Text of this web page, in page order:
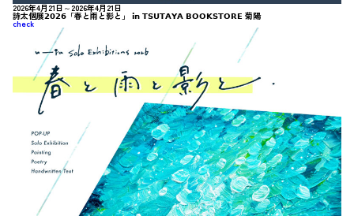
2026年4月21日～2026年4月21日
詩太個展𝟮𝟬𝟮𝟲「春と雨と影と」 𝗶𝗻 𝗧𝗦𝗨𝗧𝗔𝗬𝗔 𝗕𝗢𝗢𝗞𝗦𝗧𝗢𝗥𝗘 菊陽
check